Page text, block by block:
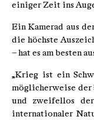
einiger Zeit ins
Ein Kamerad aus
die höchste
– hat es am besten
„Krieg ist ein
möglicherweise
und zweifellos
internationaler